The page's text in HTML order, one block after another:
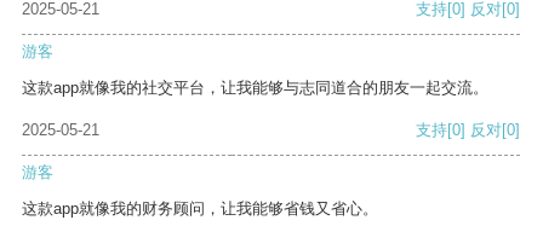
2025-05-21 支持[0] 反对[0]
游客
这款app就像我的社交平台，让我能够与志同道合的朋友一起交流。
2025-05-21 支持[0] 反对[0]
游客
这款app就像我的财务顾问，让我能够省钱又省心。